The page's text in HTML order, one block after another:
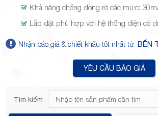
Hiệp
Khả năng chống dòng rò các mức:
Lắp đặt phù hợp với hệ thống điện có
Nhận báo giá & chiết khấu tốt nhất từ BẾN
YÊU CẦU BÁO GIÁ
Tìm kiếm